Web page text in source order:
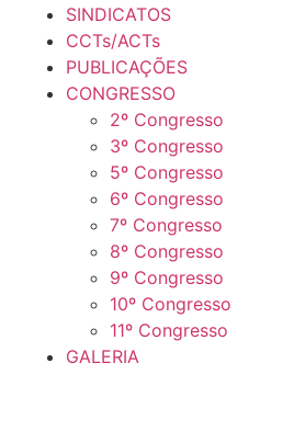
SINDICATOS
CCTs/ACTs
PUBLICAÇÕES
CONGRESSO
2º Congresso
3º Congresso
5º Congresso
6º Congresso
7º Congresso
8º Congresso
9º Congresso
10º Congresso
11º Congresso
GALERIA